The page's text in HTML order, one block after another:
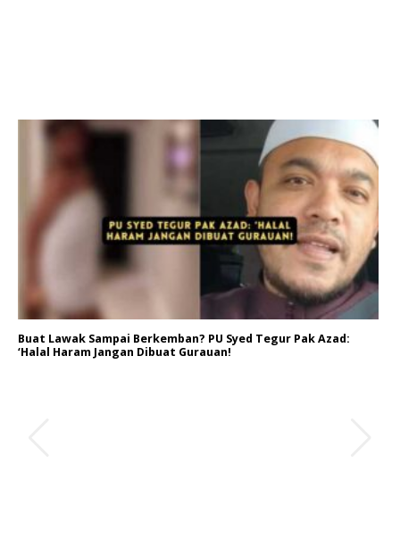
Buat Lawak Sampai Berkemban? PU Syed Tegur Pak Azad:
‘Halal Haram Jangan Dibuat Gurauan!